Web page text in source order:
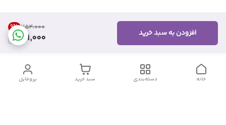
۷۵۴٬۰۰۰ 9%
681,000 افزودن به سبد خرید
پروفایل سبد خرید دسته‌بندی خانه